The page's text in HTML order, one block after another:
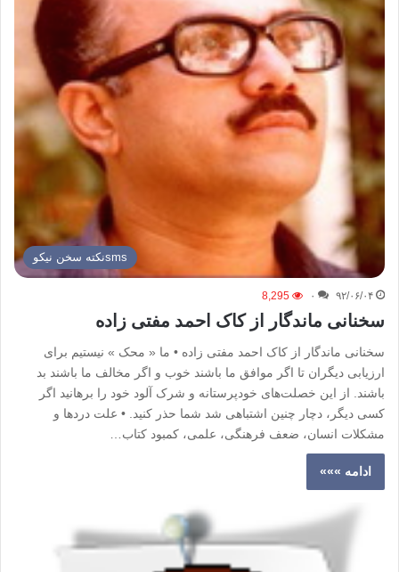
smsنكته سخن نيكو
۹۲/۰۶/۰۴ ۰ 8,295
سخنانی ماندگار از کاک احمد مفتی زاده
سخنانی ماندگار از کاک احمد مفتی زاده • ما « محک » نیستیم برای
ارزیابی دیگران تا اگر موافق ما باشند خوب و اگر مخالف ما باشند بد
باشند. از این خصلت‌های خودپرستانه و شرک آلود خود را برهانید اگر
کسی دیگر، دچار چنین اشتباهی شد شما حذر کنید. • علت دردها و
مشکلات انسان، ضعف فرهنگی، علمی، کمبود کتاب…
ادامه »»»